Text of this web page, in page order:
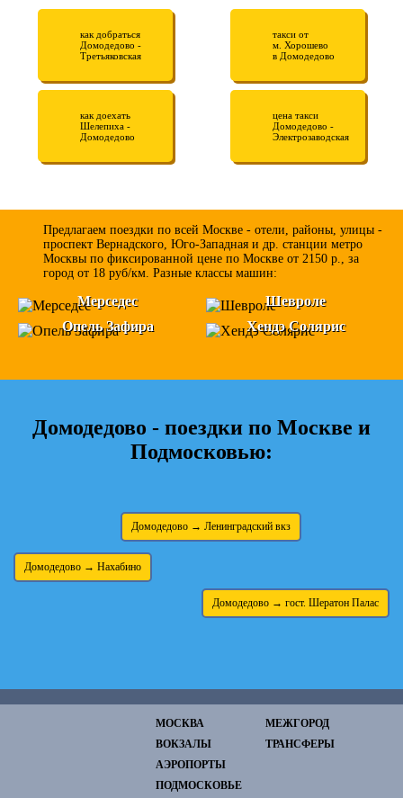
как добраться
Домодедово -
Третьяковская
такси от
м. Хорошево
в Домодедово
как доехать
Шелепиха -
Домодедово
цена такси
Домодедово -
Электрозаводская
Предлагаем поездки по всей Москве - отели, районы, улицы -
проспект Вернадского, Юго-Западная и др. станции метро
Москвы по фиксированной цене по Москве от 2150 р., за
город от 18 руб/км. Разные классы машин:
Мерседес
Шевроле
Опель Зафира
Хендэ Солярис
Домодедово - поездки по Москве и
Подмосковью:
Домодедово → Нахабино
Домодедово → Ленинградский вкз
Домодедово → гост. Шератон Палас
МОСКВА
ВОКЗАЛЫ
АЭРОПОРТЫ
ПОДМОСКОВЬЕ
МЕЖГОРОД
ТРАНСФЕРЫ